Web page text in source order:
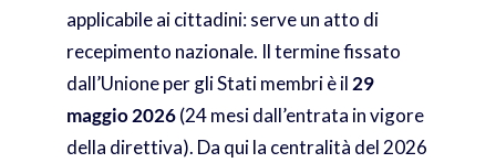
applicabile ai cittadini: serve un atto di
recepimento nazionale. Il termine fissato
dall’Unione per gli Stati membri è il 29
maggio 2026(24 mesi dall’entrata in vigore
della direttiva). Da qui la centralità del 2026